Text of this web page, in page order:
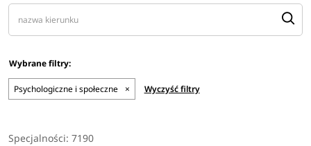
Psychologiczne i społeczne × Wyczyść filtry
Specjalności: 7190